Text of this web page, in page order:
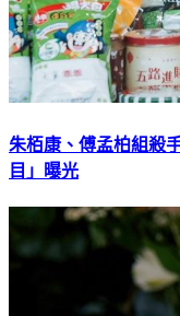
朱栢康、傅孟柏組殺
目」曝光